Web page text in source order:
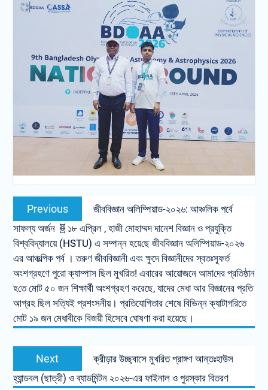
Post
navigation
Previous
Previous
post:
জীববিজ্ঞান অলিম্পিয়াড-২০২৬: আঞ্চ‌লিক পর্বে
সাফল্য অর্জন 🧬১৮ এপ্র‌িল , হাজী মোহাম্মদ দানেশ বিজ্ঞান ও প্রযুক্তি
বিশ্ববিদ্যালয়ে (HSTU) এ সম্পন্ন হয়ে‌ছে জীববিজ্ঞান অলিম্পিয়াড-২০২৬
এর আঞ্চ‌ল্পিক পর্ব । তরুণ জীববিজ্ঞানী এবং ক্ষুদে বিজ্ঞানীদের স্বতঃস্ফূর্ত
অংশগ্রহণে পুরো ক্যাম্পাস ছিল মুখরিত! এবারের আয়োজনে আমা‌দের প্র‌তিষ্ঠান
হ‌তে মোট ৫০ জন শিক্ষার্থী অংশগ্রহণ করেছে, যাদের মেধা আর বিজ্ঞানের প্রতি
আগ্রহ ছিল সত্যিই প্রশংসনীয়। প্রতিযোগিতার শেষে বিভিন্ন ক্যাটাগরিতে
মোট ১৯ জন মেধাবীকে বিজয়ী হিসেবে ঘোষণা করা হয়েছে।
Next
Next
post:
ক্রীড়ার উচ্ছ্বাসে মুখরিত প্রাঙ্গণ আন্তঃহাউস
হ্যান্ডবল (ছাত্রী) ও ব্যাডমিন্টন ২০২৬-এর ফাইনাল ও পুরস্কার বিতরণ